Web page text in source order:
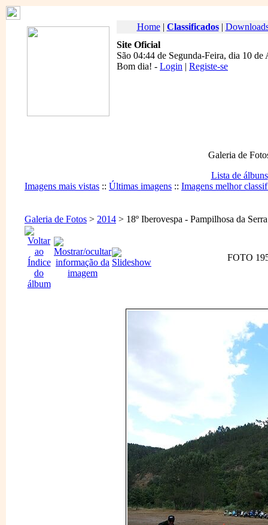
Home| Classificados|
Site Oficial
São 04:44 de Segunda-Feira, dia 10 de
Bom dia! - Login | Registe-se
Galeria de
Lista de álbuns
Imagens mais vistas :: Últimas imagens :: Imagens melhor
Galeria de Fotos > 2014 > 18º Iberovespa - Pampilhosa da Serra
FOTO